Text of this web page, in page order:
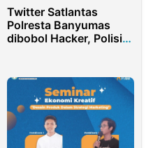
Twitter Satlantas
Polresta Banyumas
dibobol Hacker, Polisi